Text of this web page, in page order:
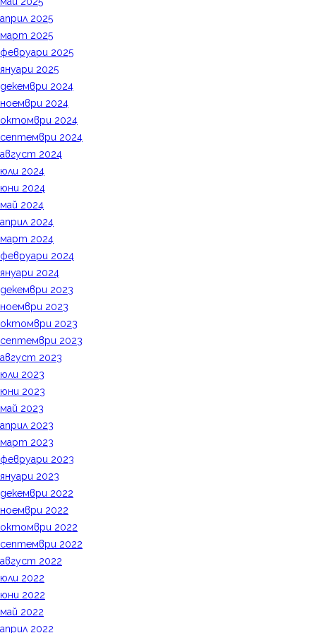
април 2025
март 2025
февруари 2025
януари 2025
декември 2024
ноември 2024
октомври 2024
септември 2024
август 2024
юли 2024
юни 2024
май 2024
април 2024
март 2024
февруари 2024
януари 2024
декември 2023
ноември 2023
октомври 2023
септември 2023
август 2023
юли 2023
юни 2023
май 2023
април 2023
март 2023
февруари 2023
януари 2023
декември 2022
ноември 2022
октомври 2022
септември 2022
август 2022
юли 2022
юни 2022
май 2022
април 2022